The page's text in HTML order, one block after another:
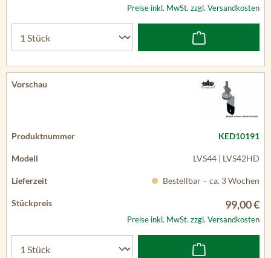
Preise inkl. MwSt. zzgl. Versandkosten
KED10191
LVS44 | LVS42HD
Bestellbar – ca. 3 Wochen
99,00 €
Preise inkl. MwSt. zzgl. Versandkosten